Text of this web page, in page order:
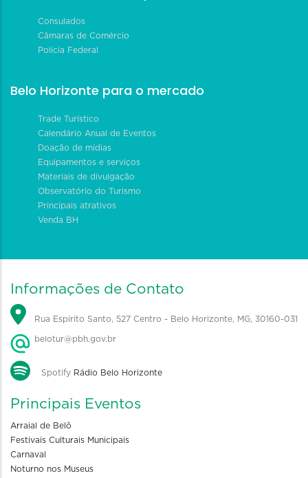
Consulados
Câmaras de Comércio
Polícia Federal
Belo Horizonte para o mercado
Trade Turístico
Calendário Anual de Eventos
Doação de mídias
Equipamentos e serviços
Materiais de divulgação
Observatório do Turismo
Principais atrativos
Venda BH
Informações de Contato
Rua Espírito Santo, 527 Centro - Belo Horizonte, MG, 30160-031
belotur@pbh.gov.br
Spotify Rádio Belo Horizonte
Principais Eventos
Arraial de Belô
Festivais Culturais Municipais
Carnaval
Noturno nos Museus